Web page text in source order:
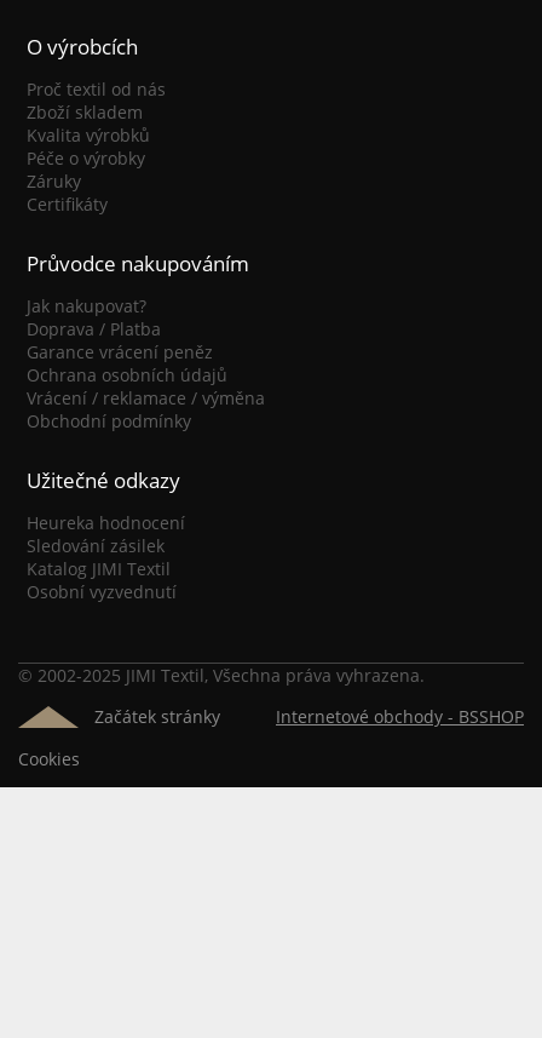
O výrobcích
Proč textil od nás
Zboží skladem
Kvalita výrobků
Péče o výrobky
Záruky
Certifikáty
Průvodce nakupováním
Jak nakupovat?
Doprava / Platba
Garance vrácení peněz
Ochrana osobních údajů
Vrácení / reklamace / výměna
Obchodní podmínky
Užitečné odkazy
Heureka hodnocení
Sledování zásilek
Katalog JIMI Textil
Osobní vyzvednutí
© 2002-2025 JIMI Textil, Všechna práva vyhrazena.
Začátek stránky
Internetové obchody - BSSHOP
Cookies